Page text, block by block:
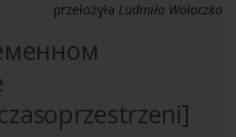
przełożyła Ludmiła Wołoczko